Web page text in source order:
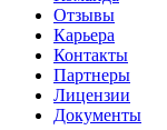
Отзывы
Карьера
Контакты
Партнеры
Лицензии
Документы